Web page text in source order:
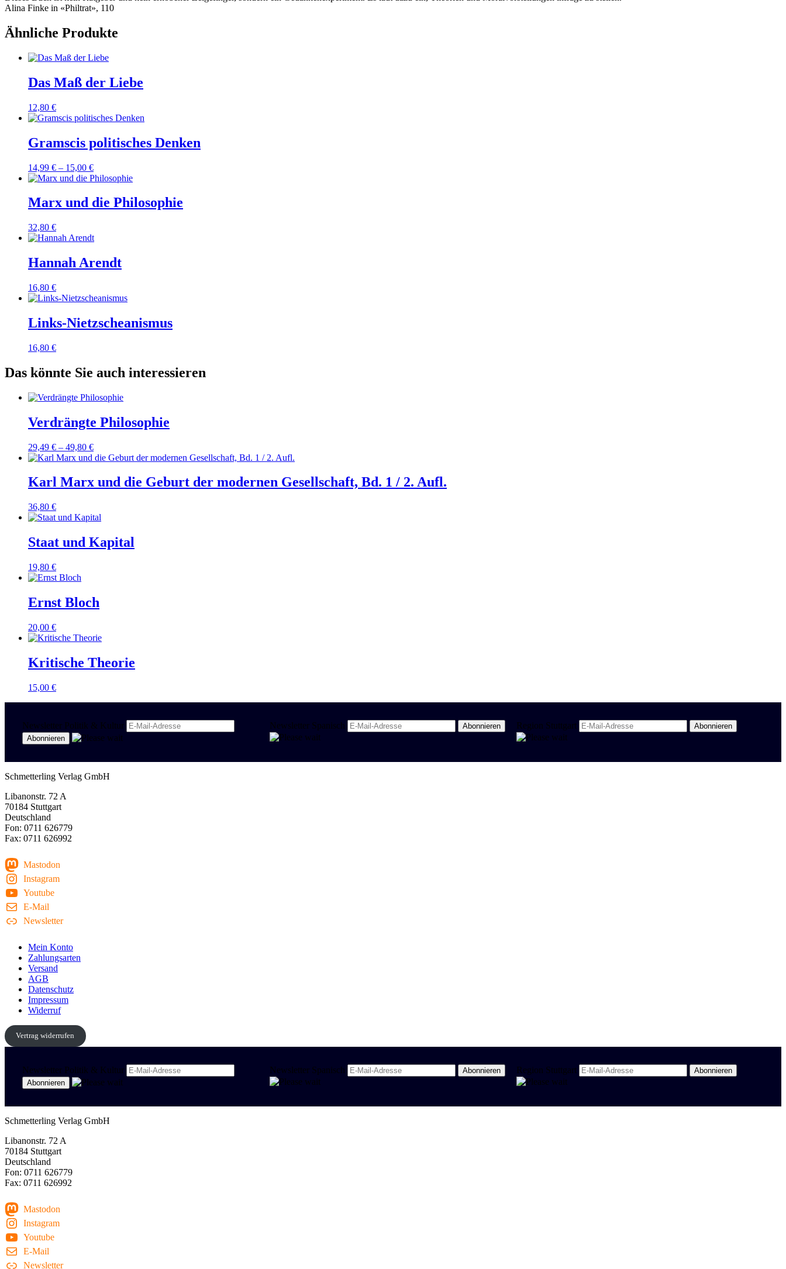
Alina Finke in «Philtrat», 110
Ähnliche Produkte
Das Maß der Liebe
12,80 €
Gramscis politisches Denken
14,99 € – 15,00 €
Marx und die Philosophie
32,80 €
Hannah Arendt
16,80 €
Links-Nietzscheanismus
16,80 €
Das könnte Sie auch interessieren
Verdrängte Philosophie
29,49 € – 49,80 €
Karl Marx und die Geburt der modernen Gesellschaft, Bd. 1 / 2. Aufl.
36,80 €
Staat und Kapital
19,80 €
Ernst Bloch
20,00 €
Kritische Theorie
15,00 €
Newsletter Politik & Kultur Newsletter Spanisch Region Stuttgart
Schmetterling Verlag GmbH
Libanonstr. 72 A
70184 Stuttgart
Deutschland
Fon: 0711 626779
Fax: 0711 626992
Mastodon
Instagram
Youtube
E-Mail
Newsletter
Mein Konto
Zahlungsarten
Versand
AGB
Datenschutz
Impressum
Widerruf
Vertrag widerrufen
Newsletter Politik & Kultur Newsletter Spanisch Region Stuttgart
Schmetterling Verlag GmbH
Libanonstr. 72 A
70184 Stuttgart
Deutschland
Fon: 0711 626779
Fax: 0711 626992
Mastodon
Instagram
Youtube
E-Mail
Newsletter